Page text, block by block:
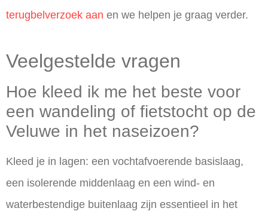
terugbelverzoek aan en we helpen je graag verder.
Veelgestelde vragen
Hoe kleed ik me het beste voor
een wandeling of fietstocht op de
Veluwe in het naseizoen?
Kleed je in lagen: een vochtafvoerende basislaag,
een isolerende middenlaag en een wind- en
waterbestendige buitenlaag zijn essentieel in het